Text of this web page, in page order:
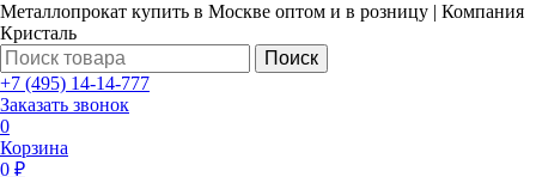
Металлопрокат купить в Москве оптом и в розницу | Компания
Кристаль
Поиск
+7 (495) 14-14-777
Заказать звонок
0
Корзина
0 ₽